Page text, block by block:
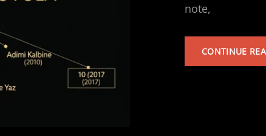
note,
CONTINUE